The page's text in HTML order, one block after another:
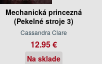
Mechanická princezná
(Pekelné stroje 3)
Cassandra Clare
12.95 €
Na sklade